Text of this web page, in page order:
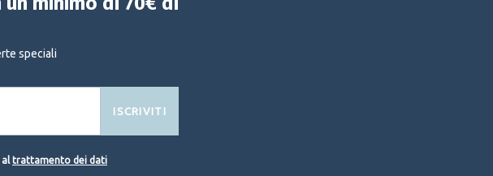
speciali
ISCRIVITI
trattamento dei dati